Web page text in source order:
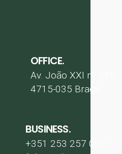
OFFICE.
Av. João XXI nº 695,
4715-035 Braga
BUSINESS.
+351 253 257 092